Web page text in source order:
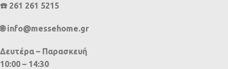
☎️ 261 261 5215
🌐 info@messehome.gr
Δευτέρα – Παρασκευή
10:00 – 14:30